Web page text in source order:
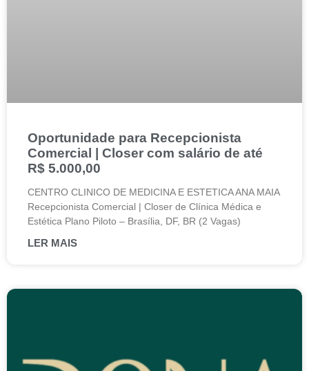
Oportunidade para Recepcionista
Comercial | Closer com salário de até
R$ 5.000,00
CENTRO CLINICO DE MEDICINA E ESTETICA ANA MAIA
Recepcionista Comercial | Closer de Clínica Médica e
Estética Plano Piloto – Brasília, DF, BR (2 Vagas)
LER MAIS